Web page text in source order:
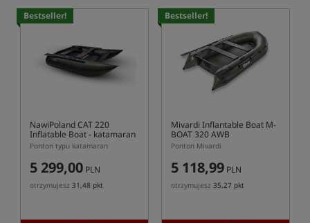
Bestseller!
NawiPoland CAT 220
Inflatable Boat- katamaran
Ponton typu katamaran
5 299,00 PLN
otrzymujesz 31,48 pkt
Bestseller!
Mivardi Inflantable Boat M-
BOAT 320 AWB
Ponton Mivardi
5 118,99 PLN
otrzymujesz 35,27 pkt